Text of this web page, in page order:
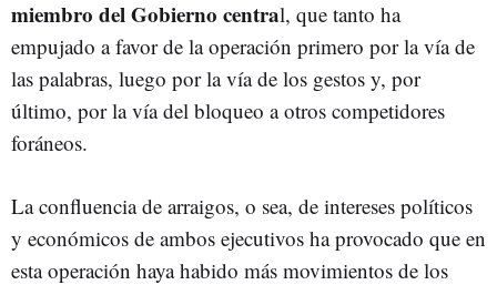
miembro del Gobierno central, que tanto ha
empujado a favor de la operación primero por la vía de
las palabras, luego por la vía de los gestos y, por
último, por la vía del bloqueo a otros competidores
foráneos.
La confluencia de arraigos, o sea, de intereses políticos
y económicos de ambos ejecutivos ha provocado que en
esta operación haya habido más movimientos de los